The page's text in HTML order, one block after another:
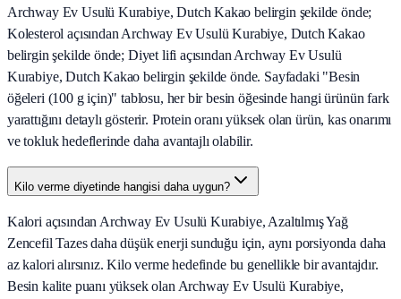
Archway Ev Usulü Kurabiye, Dutch Kakao belirgin şekilde önde;
Kolesterol açısından Archway Ev Usulü Kurabiye, Dutch Kakao
belirgin şekilde önde; Diyet lifi açısından Archway Ev Usulü
Kurabiye, Dutch Kakao belirgin şekilde önde. Sayfadaki "Besin
öğeleri (100 g için)" tablosu, her bir besin öğesinde hangi ürünün fark
yarattığını detaylı gösterir. Protein oranı yüksek olan ürün, kas onarımı
ve tokluk hedeflerinde daha avantajlı olabilir.
Kilo verme diyetinde hangisi daha uygun?
Kalori açısından Archway Ev Usulü Kurabiye, Azaltılmış Yağ
Zencefil Tazes daha düşük enerji sunduğu için, aynı porsiyonda daha
az kalori alırsınız. Kilo verme hedefinde bu genellikle bir avantajdır.
Besin kalite puanı yüksek olan Archway Ev Usulü Kurabiye,